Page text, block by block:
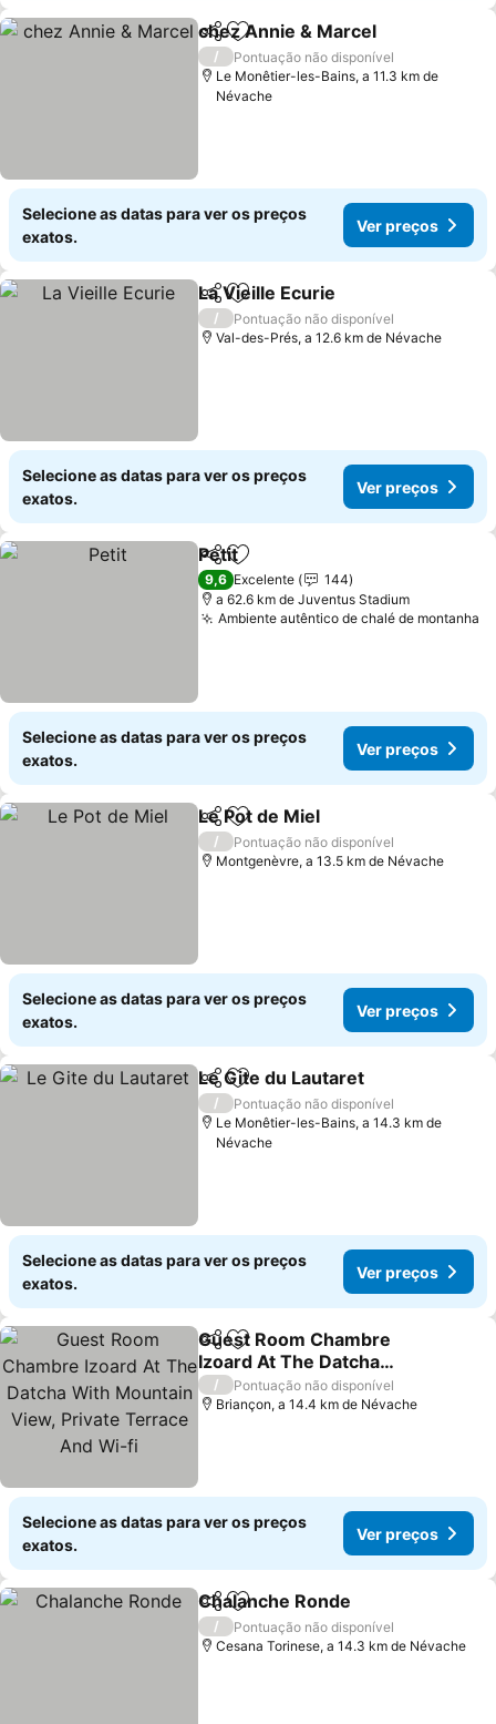
PartilharAdicionar aos favoritos
chez Annie & Marcel
/
Pontuação não disponível
Le Monêtier-les-Bains, a 11.3 km de
Névache
Selecione as datas para ver os preços
exatos.
Ver preços
PartilharAdicionar aos favoritos
La Vieille Ecurie
/
Pontuação não disponível
Val-des-Prés, a 12.6 km de Névache
Selecione as datas para ver os preços
exatos.
Ver preços
PartilharAdicionar aos favoritos
Petit
9,6 Excelente
144
a 62.6 km de Juventus Stadium
Ambiente autêntico de chalé de montanha
Selecione as datas para ver os preços
exatos.
Ver preços
PartilharAdicionar aos favoritos
Le Pot de Miel
/
Pontuação não disponível
Montgenèvre, a 13.5 km de Névache
Selecione as datas para ver os preços
exatos.
Ver preços
PartilharAdicionar aos favoritos
Le Gite du Lautaret
/
Pontuação não disponível
Le Monêtier-les-Bains, a 14.3 km de
Névache
Selecione as datas para ver os preços
exatos.
Ver preços
PartilharAdicionar aos favoritos
Guest Room Chambre
Izoard At The Datcha
With Mountain View,
Private Terrace And Wi-fi
/
Pontuação não disponível
Briançon, a 14.4 km de Névache
Selecione as datas para ver os preços
exatos.
Ver preços
PartilharAdicionar aos favoritos
Chalanche Ronde
/
Pontuação não disponível
Cesana Torinese, a 14.3 km de Névache